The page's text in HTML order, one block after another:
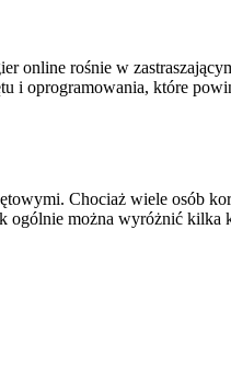
online rośnie w
oprogramowania, które
Chociaż wiele osób
ogólnie można wyróżnić kilka